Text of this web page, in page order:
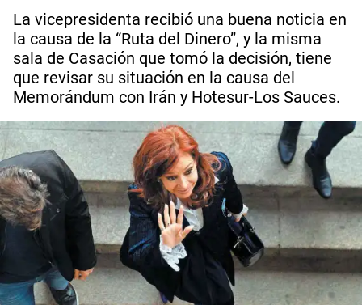
La vicepresidenta recibió una buena noticia en
la causa de la “Ruta del Dinero”, y la misma
sala de Casación que tomó la decisión, tiene
que revisar su situación en la causa del
Memorándum con Irán y Hotesur-Los Sauces.